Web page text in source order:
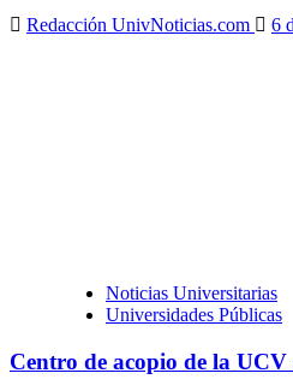
Redacción UnivNoticias.com 6
Noticias Universitarias
Universidades Públicas
Centro de acopio de la